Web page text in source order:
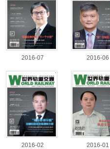
2016-07 2016-06
2016-02 2016-01